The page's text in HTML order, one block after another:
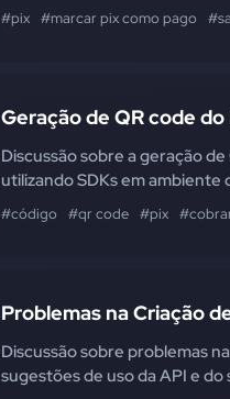
#pix #marcar pix como pago
Geração de QR code
Discussão sobre a geração
utilizando SDKs em ambiente
#código #qr code #pix
Problemas na Criação
Discussão sobre problemas
sugestões de uso da API e